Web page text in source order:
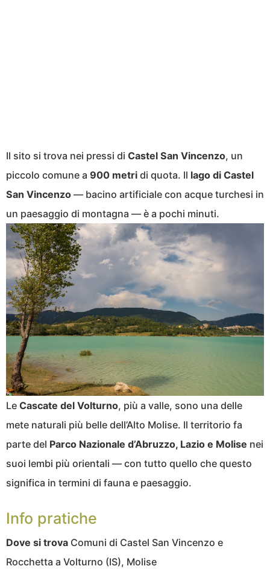
Il sito si trova nei pressi di Castel San Vincenzo, un
piccolo comune a 900 metri di quota. Il lago di Castel
San Vincenzo — bacino artificiale con acque turchesi in
un paesaggio di montagna — è a pochi minuti.
Le Cascate del Volturno, più a valle, sono una delle
mete naturali più belle dell’Alto Molise. Il territorio fa
parte del Parco Nazionale d’Abruzzo, Lazio e Molise nei
suoi lembi più orientali — con tutto quello che questo
significa in termini di fauna e paesaggio.
Info pratiche
Dove si trova Comuni di Castel San Vincenzo e
Rocchetta a Volturno (IS), Molise